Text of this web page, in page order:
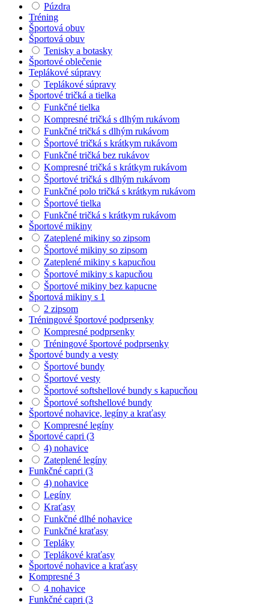
Púzdra
Tréning
Športová obuv
Športová obuv
Tenisky a botasky
Športové oblečenie
Teplákové súpravy
Teplákové súpravy
Športové tričká a tielka
Funkčné tielka
Kompresné tričká s dlhým rukávom
Funkčné tričká s dlhým rukávom
Športové tričká s krátkym rukávom
Funkčné tričká bez rukávov
Kompresné tričká s krátkym rukávom
Športové tričká s dlhým rukávom
Funkčné polo tričká s krátkym rukávom
Športové tielka
Funkčné tričká s krátkym rukávom
Športové mikiny
Zateplené mikiny so zipsom
Športové mikiny so zipsom
Zateplené mikiny s kapucňou
Športové mikiny s kapucňou
Športové mikiny bez kapucne
Športová mikiny s 1
2 zipsom
Tréningové športové podprsenky
Kompresné podprsenky
Tréningové športové podprsenky
Športové bundy a vesty
Športové bundy
Športové vesty
Športové softshellové bundy s kapucňou
Športové softshellové bundy
Športové nohavice, legíny a kraťasy
Kompresné legíny
Športové capri (3
4) nohavice
Zateplené legíny
Funkčné capri (3
4) nohavice
Legíny
Kraťasy
Funkčné dlhé nohavice
Funkčné kraťasy
Tepláky
Teplákové kraťasy
Športové nohavice a kraťasy
Kompresné 3
4 nohavice
Funkčné capri (3